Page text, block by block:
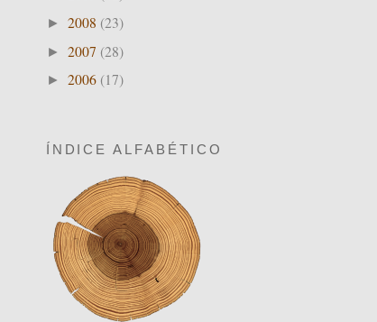
► 2008 (23)
► 2007 (28)
► 2006 (17)
ÍNDICE ALFABÉTICO